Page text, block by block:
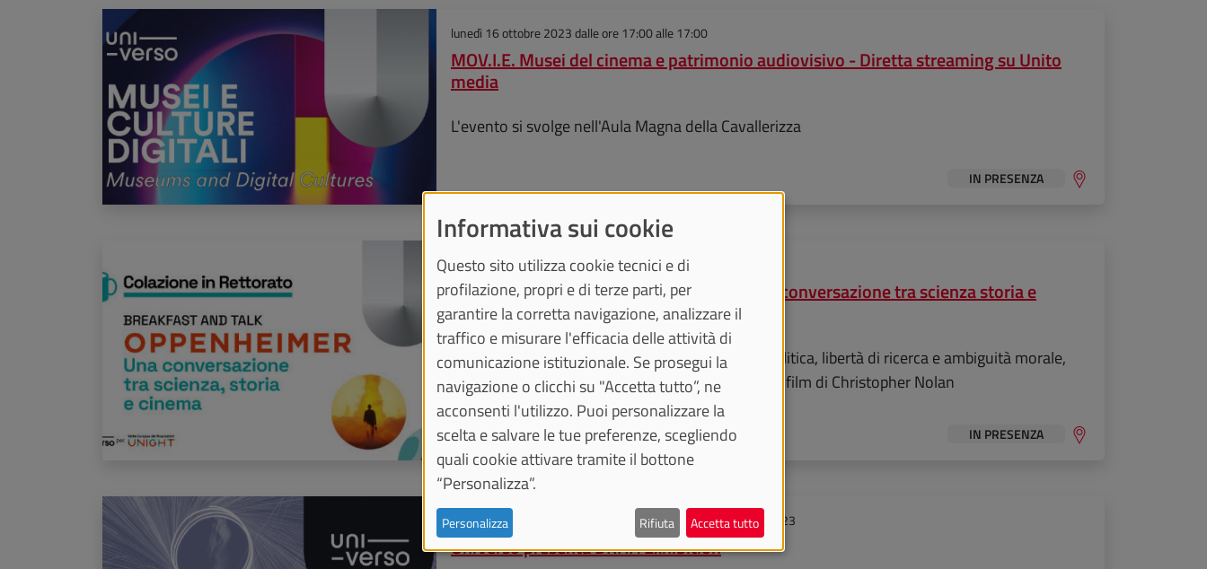
lunedì 16 ottobre 2023dalle ore 17:00 alle 17:00
MOV.I.E. Musei del cinema e patrimonio audiovisivo - Diretta streaming su Unito
media
L'evento si svolge nell'Aula Magna della Cavallerizza
IN PRESENZA
venerdì 29 settembre 2023dalle ore 10:30 alle 10:30
Colazione in Rettorato - Oppenheimer. Una conversazione tra scienza storia e
cinema
Dialogo sulle complesse relazioni tra scienza e politica, libertà di ricerca e ambiguità morale,
fiction e ricostruzione storica a partire dall'ultimo film di Christopher Nolan
IN PRESENZA
Dadomenica 10 settembre 2023 domenica 17 settembre 2023
UniVerso presenta DRHA Exhibition
Informativa sui cookie
Questo sito utilizza cookie tecnici e di
profilazione, propri e di terze parti, per
garantire la corretta navigazione, analizzare il
traffico e misurare l'efficacia delle attività di
comunicazione istituzionale. Se prosegui la
navigazione o clicchi su "Accetta tutto”, ne
acconsenti l'utilizzo. Puoi personalizzare la
scelta e salvare le tue preferenze, scegliendo
quali cookie attivare tramite il bottone
“Personalizza”.
Personalizza Rifiuta Accetta tutto